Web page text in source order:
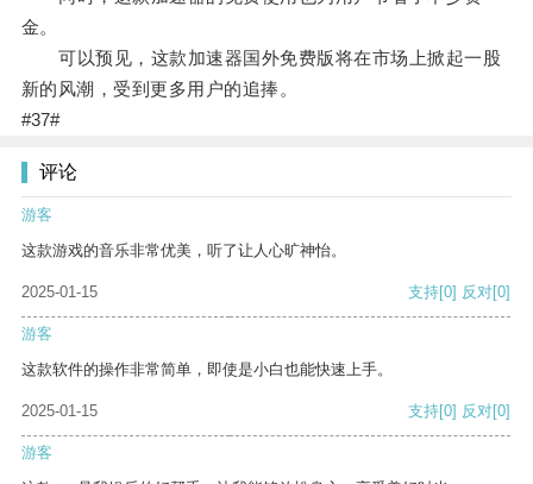
金。
可以预见，这款加速器国外免费版将在市场上掀起一股
新的风潮，受到更多用户的追捧。
#37#
评论
游客
这款游戏的音乐非常优美，听了让人心旷神怡。
2025-01-15 支持[0] 反对[0]
游客
这款软件的操作非常简单，即使是小白也能快速上手。
2025-01-15 支持[0] 反对[0]
游客